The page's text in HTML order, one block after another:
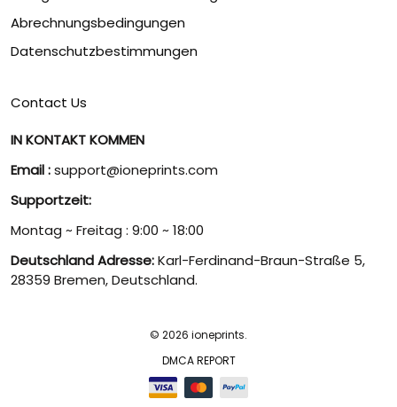
Abrechnungsbedingungen
Datenschutzbestimmungen
Contact Us
IN KONTAKT KOMMEN
Email :support@ioneprints.com
Supportzeit:
Montag ~ Freitag : 9:00 ~ 18:00
Deutschland Adresse:Karl-Ferdinand-Braun-Straße 5,
28359 Bremen, Deutschland.
© 2026 ioneprints.
DMCA REPORT